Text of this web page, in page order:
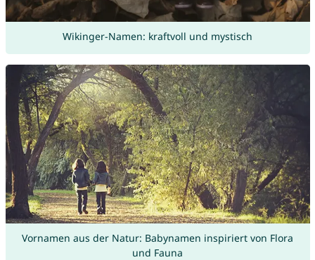
Wikinger-Namen: kraftvoll und mystisch
Vornamen aus der Natur: Babynamen inspiriert von Flora
und Fauna